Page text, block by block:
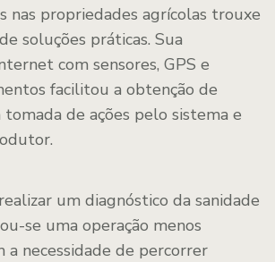
nas propriedades agrícolas trouxe
soluções práticas. Sua
com sensores, GPS e
facilitou a obtenção de
tomada de ações pelo sistema e
um diagnóstico da sanidade
se uma operação menos
a necessidade de percorrer